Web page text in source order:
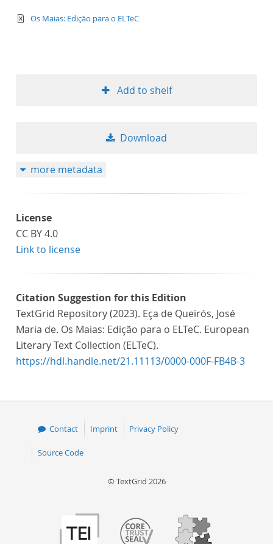
text/xml
Os Maias: Edição para o ELTeC
Add to shelf
Download
more metadata
License
CC BY 4.0
Link to license
Citation Suggestion for this Edition
TextGrid Repository (2023). Eça de Queirós, José
Maria de. Os Maias: Edição para o ELTeC. European
Literary Text Collection (ELTeC).
https://hdl.handle.net/21.11113/0000-000F-FB4B-3
Contact Imprint Privacy Policy
Source Code
© TextGrid 2026